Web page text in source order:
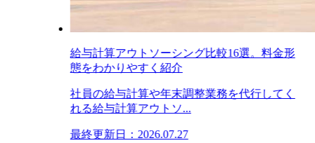
給与計算アウトソーシング比較16選。料金形
態をわかりやすく紹介
社員の給与計算や年末調整業務を代行してく
れる給与計算アウトソ...
最終更新日：2026.07.27